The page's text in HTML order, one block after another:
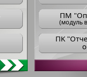
ПM
(модуль
ПK